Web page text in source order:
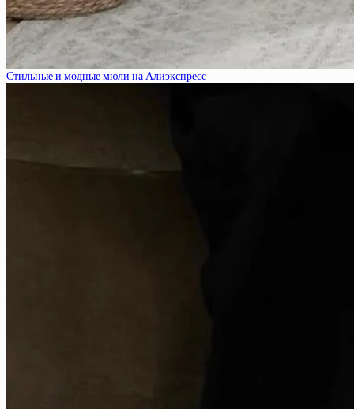
Стильные и модные мюли на Алиэкспресс